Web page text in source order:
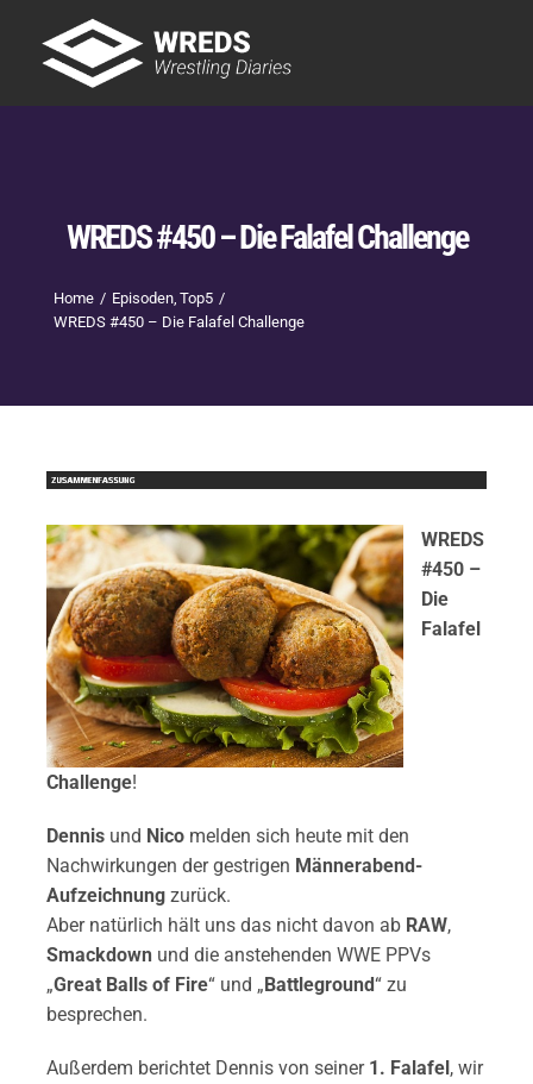
content
WREDS #450 – Die Falafel Challenge
Home Episoden Top5
WREDS #450 – Die Falafel Challenge
WREDS
#450 –
Die
Falafel
Challenge!
Dennisund Nicomelden sich heute mit den
Nachwirkungen der gestrigen Männerabend-
Aufzeichnungzurück.
Aber natürlich hält uns das nicht davon ab RAW,
Smackdown und die anstehenden WWE PPVs
„Great Balls of Fire“ und „Battleground“ zu
besprechen.
Außerdem berichtet Dennis von seiner 1. Falafel, wir